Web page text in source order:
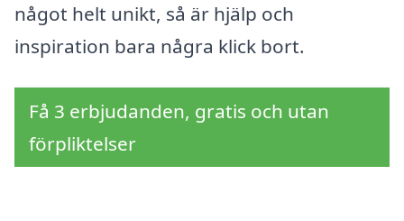
något helt unikt, så är hjälp och
inspiration bara några klick bort.
Få 3 erbjudanden, gratis och utan
förpliktelser